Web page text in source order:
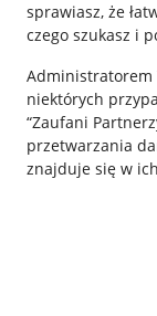
sprawiasz, że
czego szukasz i
Administratorem
niektórych
“Zaufani
przetwarzania
znajduje się w
Przydatne
Jak to działa
Napisz do nas
Allegro